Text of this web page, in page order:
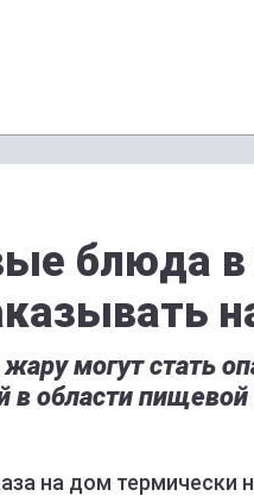
блюда
могут стать
в области пищевой
на дом термически